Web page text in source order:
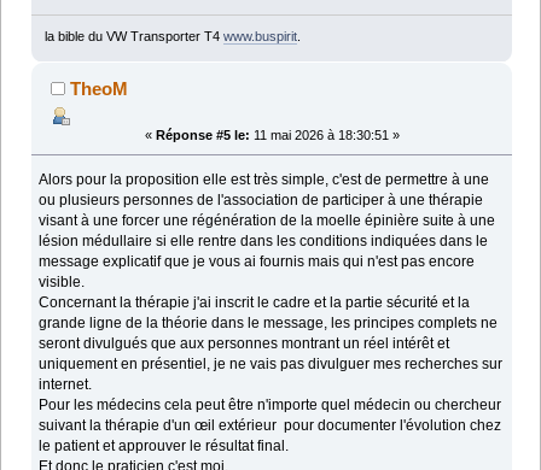
la bible du VW Transporter T4 www.buspirit.
TheoM
« Réponse #5 le: 11 mai 2026 à 18:30:51 »
Alors pour la proposition elle est très simple, c'est de permettre à une
ou plusieurs personnes de l'association de participer à une thérapie
visant à une forcer une régénération de la moelle épinière suite à une
lésion médullaire si elle rentre dans les conditions indiquées dans le
message explicatif que je vous ai fournis mais qui n'est pas encore
visible.
Concernant la thérapie j'ai inscrit le cadre et la partie sécurité et la
grande ligne de la théorie dans le message, les principes complets ne
seront divulgués que aux personnes montrant un réel intérêt et
uniquement en présentiel, je ne vais pas divulguer mes recherches sur
internet.
Pour les médecins cela peut être n'importe quel médecin ou chercheur
suivant la thérapie d'un œil extérieur pour documenter l'évolution chez
le patient et approuver le résultat final.
Et donc le praticien c'est moi.